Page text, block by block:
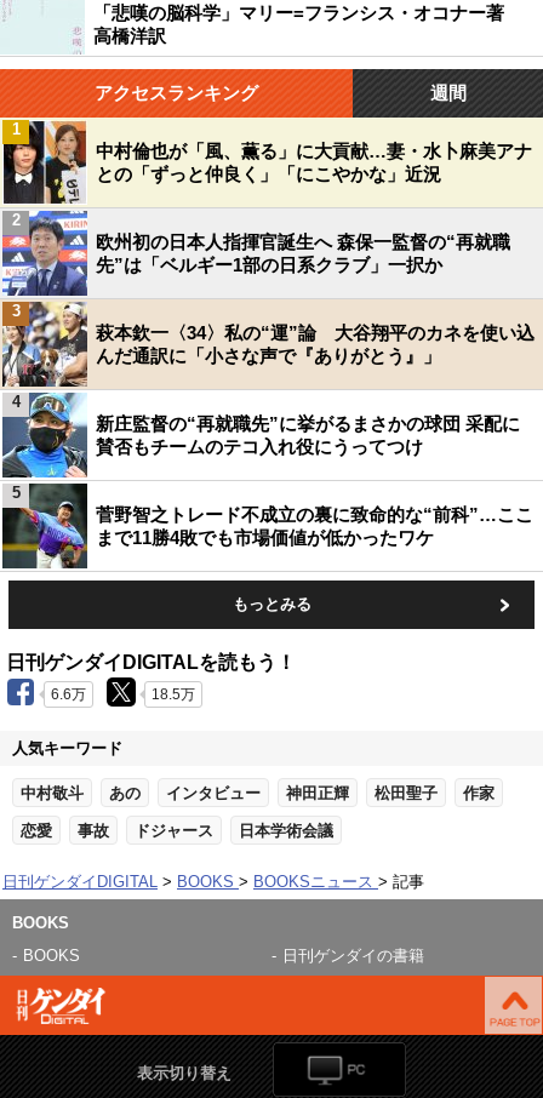
「悲嘆の脳科学」マリー=フランシス・オコナー著
高橋洋訳
アクセスランキング 週間
中村倫也が「風、薫る」に大貢献…妻・水卜麻美アナ
との「ずっと仲良く」「にこやかな」近況
1
欧州初の日本人指揮官誕生へ 森保一監督の“再就職
先”は「ベルギー1部の日系クラブ」一択か
2
萩本欽一〈34〉私の“運”論 大谷翔平のカネを使い込
んだ通訳に「小さな声で『ありがとう』」
3
新庄監督の“再就職先”に挙がるまさかの球団 采配に
賛否もチームのテコ入れ役にうってつけ
4
菅野智之トレード不成立の裏に致命的な“前科”…ここ
まで11勝4敗でも市場価値が低かったワケ
5
もっとみる
日刊ゲンダイDIGITALを読もう！
6.6万 18.5万
人気キーワード
中村敬斗 あの インタビュー 神田正輝 松田聖子 作家
恋愛 事故 ドジャース 日本学術会議
日刊ゲンダイDIGITAL BOOKS BOOKSニュース 記事
BOOKS
BOOKS
日刊ゲンダイの書籍
表示切り替え